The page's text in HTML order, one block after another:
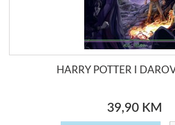
HARRY POTTER I
39,90 KM